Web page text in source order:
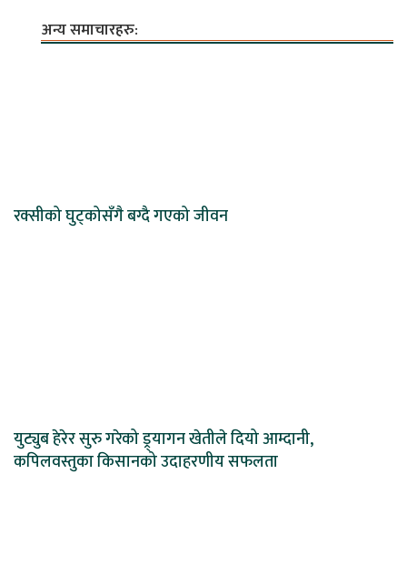
अन्य समाचारहरु:
रक्सीको घुट्कोसँगै बग्दै गएको जीवन
युट्युब हेरेर सुरु गरेको ड्र्यागन खेतीले दियो आम्दानी,
कपिलवस्तुका किसानको उदाहरणीय सफलता